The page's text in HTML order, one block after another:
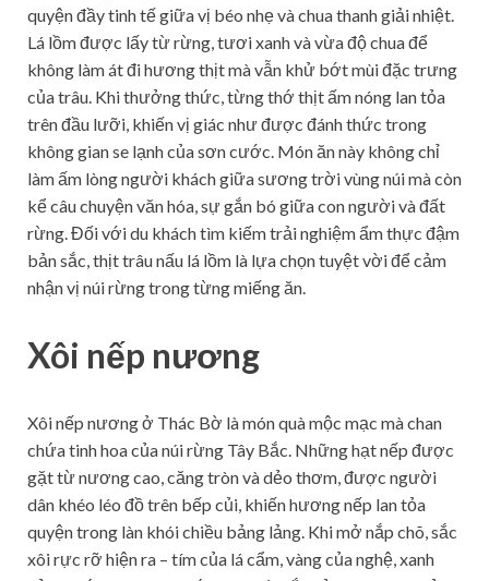
quyện đầy tinh tế giữa vị béo nhẹ và chua thanh giải nhiệt.
Lá lồm được lấy từ rừng, tươi xanh và vừa độ chua để
không làm át đi hương thịt mà vẫn khử bớt mùi đặc trưng
của trâu. Khi thưởng thức, từng thớ thịt ấm nóng lan tỏa
trên đầu lưỡi, khiến vị giác như được đánh thức trong
không gian se lạnh của sơn cước. Món ăn này không chỉ
làm ấm lòng người khách giữa sương trời vùng núi mà còn
kể câu chuyện văn hóa, sự gắn bó giữa con người và đất
rừng. Đối với du khách tìm kiếm trải nghiệm ẩm thực đậm
bản sắc, thịt trâu nấu lá lồm là lựa chọn tuyệt vời để cảm
nhận vị núi rừng trong từng miếng ăn.
Xôi nếp nương
Xôi nếp nương ở Thác Bờ là món quà mộc mạc mà chan
chứa tinh hoa của núi rừng Tây Bắc. Những hạt nếp được
gặt từ nương cao, căng tròn và dẻo thơm, được người
dân khéo léo đồ trên bếp củi, khiến hương nếp lan tỏa
quyện trong làn khói chiều bảng lảng. Khi mở nắp chõ, sắc
xôi rực rỡ hiện ra – tím của lá cẩm, vàng của nghệ, xanh